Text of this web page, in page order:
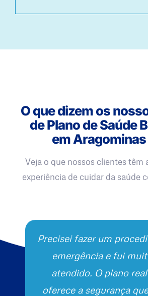
O que dizem os
de Plano de Saúde
em Aragominas
Veja o que nossos clientes têm
experiência de cuidar da saúde
Precisei fazer um
emergência e fui
atendido. O plano
oferece a segurança